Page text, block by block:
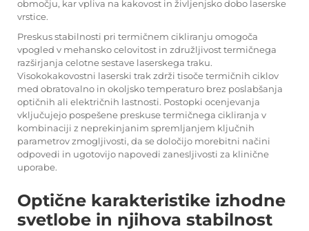
območju, kar vpliva na kakovost in življenjsko dobo laserske
vrstice.
Preskus stabilnosti pri termičnem cikliranju omogoča
vpogled v mehansko celovitost in združljivost termičnega
razširjanja celotne sestave laserskega traku.
Visokokakovostni laserski trak zdrži tisoče termičnih ciklov
med obratovalno in okoljsko temperaturo brez poslabšanja
optičnih ali električnih lastnosti. Postopki ocenjevanja
vključujejo pospešene preskuse termičnega cikliranja v
kombinaciji z neprekinjanim spremljanjem ključnih
parametrov zmogljivosti, da se določijo morebitni načini
odpovedi in ugotovijo napovedi zanesljivosti za klinične
uporabe.
Optične karakteristike izhodne
svetlobe in njihova stabilnost